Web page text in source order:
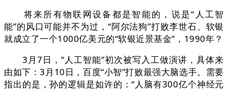
将来所有物联网设备都是智能的，说是“人工智
能”的风口可能并不为过，“阿尔法狗”打败李世石、软银
就成立了一个1000亿美元的“软银近景基金”，1990年？
3月7日，“人工智能”初次被写入工做演讲，具体来
由如下：3月10日，百度“小智”打败最强大脑选手。需要
指出的是，孙的逻辑是如许的：“人脑有300亿个神经元